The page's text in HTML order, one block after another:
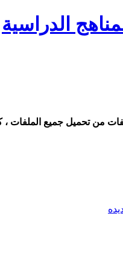
الدراسية
من تحميل جميع الملفات